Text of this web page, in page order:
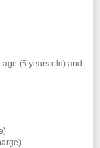
(5 years old) and